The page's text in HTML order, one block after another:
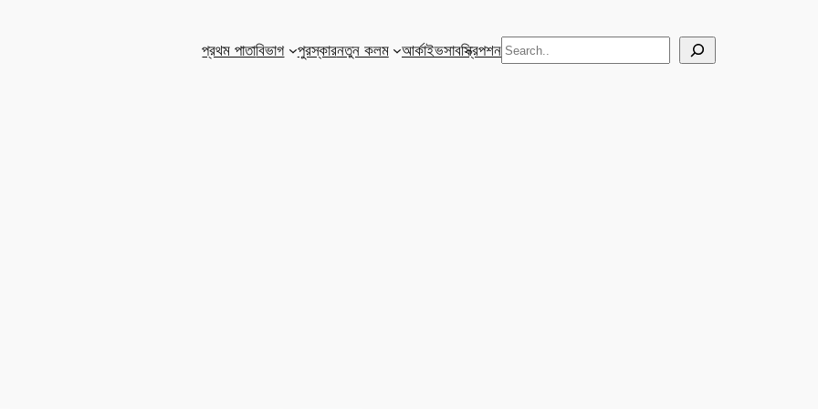
প্রথম পাতাবিভাগ পুরস্কারনতুন কলম আর্কাইভসাবস্ক্রিপশনSearch